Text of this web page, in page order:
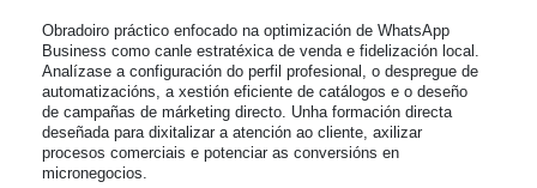
Obradoiro práctico enfocado na optimización de WhatsApp
Business como canle estratéxica de venda e fidelización local.
Analízase a configuración do perfil profesional, o despregue de
automatizacións, a xestión eficiente de catálogos e o deseño
de campañas de márketing directo. Unha formación directa
deseñada para dixitalizar a atención ao cliente, axilizar
procesos comerciais e potenciar as conversións en
micronegocios.